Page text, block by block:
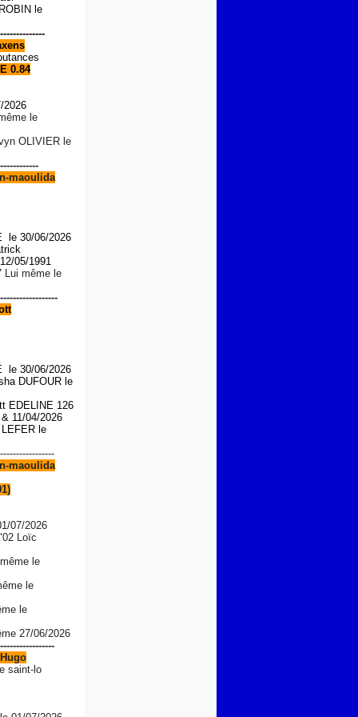
le
0.84
2026
le
OLIVIER le
maoulida
le 30/06/2026
05/1991
Lui même le
le 30/06/2026
DUFOUR le
EDELINE 126
& 11/04/2026
le
maoulida
07/2026
Loïc
le
le
le
27/06/2026
saint-lo